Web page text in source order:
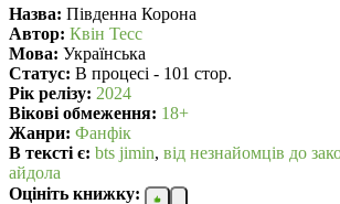
Назва: Південна Корона
Автор: Квін Тесс
Мова: Українська
Статус: В процесі - 101 стор.
Рік релізу: 2024
Вікові обмеження: 18+
Жанри: Фанфік
В текcті є: bts jimin, від незнайомців до
айдола
Оцініть книжку: